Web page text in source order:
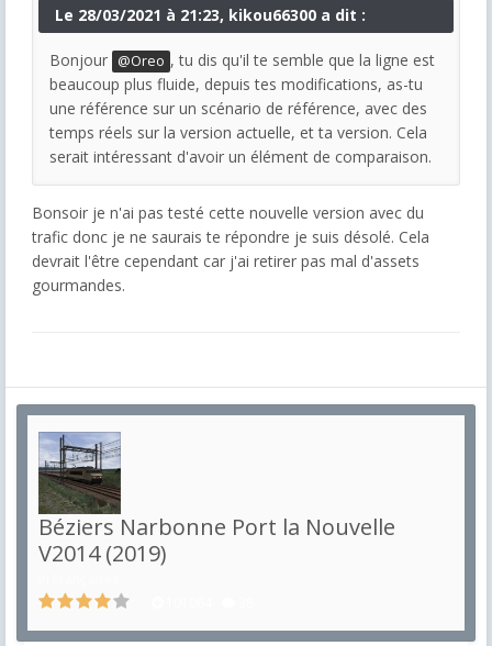
Le 28/03/2021 à 21:23, kikou66300 a dit :
Bonjour @Oreo , tu dis qu'il te semble que la ligne est
beaucoup plus fluide, depuis tes modifications, as-tu
une référence sur un scénario de référence, avec des
temps réels sur la version actuelle, et ta version. Cela
serait intéressant d'avoir un élément de comparaison.
Bonsoir je n'ai pas testé cette nouvelle version avec du
trafic donc je ne saurais te répondre je suis désolé. Cela
devrait l'être cependant car j'ai retirer pas mal d'assets
gourmandes.
Béziers Narbonne Port la Nouvelle
V2014 (2019)